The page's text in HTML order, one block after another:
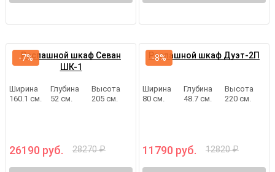
Распашной шкаф Севан
ШК-1
Ширина
160.1 см.
Глубина
52 см.
Высота
205 см.
26190 руб. 28270 ₽
-7% Распашной шкаф Дуэт-2П
Ширина
80 см.
Глубина
48.7 см.
Высота
220 см.
11790 руб. 12820 ₽
-8%